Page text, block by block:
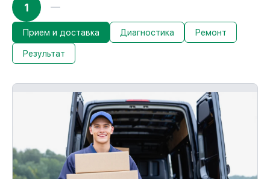
ответственности, возмещаем убытки.
Срок гарантии до 36 месяцев на сервис
устройств
С документами о гарантии, мы проведём
повторный сервис устройства бесплатно
1
Прием и доставка Диагностика Ремонт
Результат